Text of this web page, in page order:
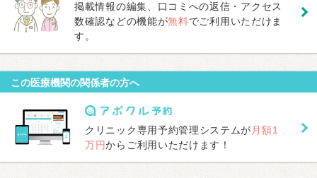
掲載情報の編集、口コミへの返信・アクセス
数確認などの機能が無料でご利用いただけま
す。
この医療機関の関係者の方へ
クリニック専用予約管理システムが 月額1
万円からご利用いただけます！